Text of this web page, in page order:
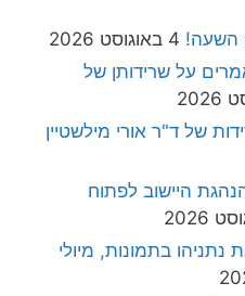
השעה! 4 באוגוסט 2026
על שרידותן של
של ד"ר אורי מילשטיין
היישוב לפתוח
נתניהו בתמונות, מיולי